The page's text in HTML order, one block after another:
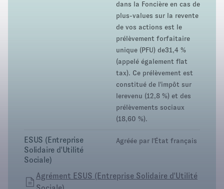
dans la Foncière en cas de
plus-values sur la revente
de vos actions est le
prélèvement forfaitaire
unique (PFU) de31,4 %
(appelé également flat
tax). Ce prélèvement est
constitué de l'impôt sur
lerevenu (12,8 %) et des
prélèvements sociaux
(18,60 %).
ESUS (Entreprise
Solidaire d'Utilité
Sociale)
Agréée par l'État français
Agrément ESUS (Entreprise Solidaire d'Utilité